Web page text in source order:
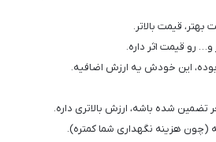
قیمت بالاتر.
و… رو قیمت اثر داره.
این خودش یه ارزش اضافیه.
(چون هزینه نگهداری شما کمتره).